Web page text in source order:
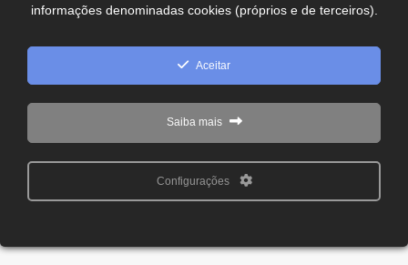
informações denominadas cookies (próprios e de terceiros).
Aceitar
Saiba mais
Configurações